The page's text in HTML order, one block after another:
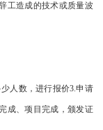
工造成的技术或质量波
人数，进行报价3.申请
成、项目完成，颁发证